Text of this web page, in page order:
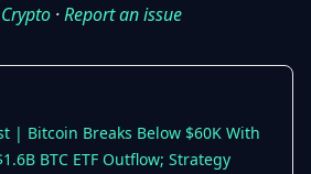
·Report an issue
| Bitcoin Breaks Below $60K With
BTC ETF Outflow; Strategy